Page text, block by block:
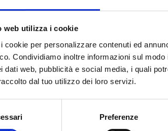
web utilizza i cookie
cookie per personalizzare contenuti ed
Condividiamo inoltre informazioni sul
dati web, pubblicità e social media, i quali
dal tuo utilizzo dei loro servizi.
Preferenze
essere sempre aggiornato sullo
degli acquisti effettuati